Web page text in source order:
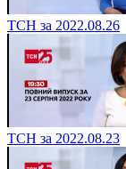
ТСН за 2022.08.26
ТСН за 2022.08.23